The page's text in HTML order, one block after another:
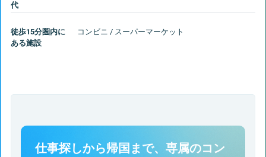
代
徒歩15分圏内に
ある施設
コンビニ / スーパーマーケット
仕事探しから帰国まで、専属のコン